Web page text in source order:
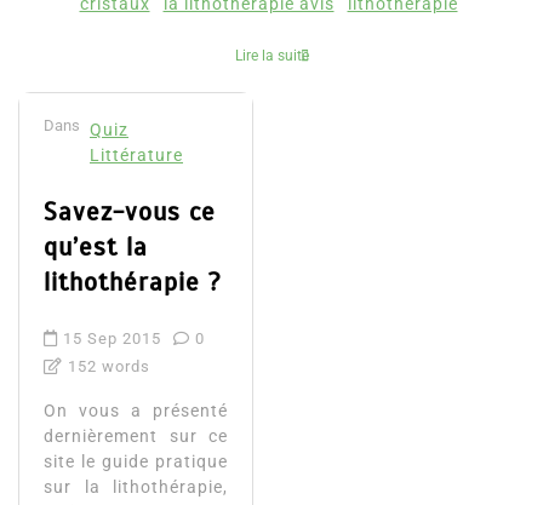
cristaux la lithothérapie avis lithothérapie
Lire la suite
Dans Quiz
Littérature
Savez-vous ce
qu’est la
lithothérapie ?
15 Sep 2015
0
152 words
On vous a présenté
dernièrement sur ce
site le guide pratique
sur la lithothérapie,